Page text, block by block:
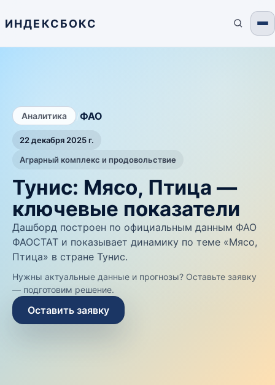
ИНДЕКСБОКС
Аналитика ФАО
22 декабря 2025 г.
Аграрный комплекс и продовольствие
Тунис: Мясо, Птица —
ключевые показатели
Дашборд построен по официальным данным ФАО
ФАОСТАТ и показывает динамику по теме «Мясо,
Птица» в стране Тунис.
Нужны актуальные данные и прогнозы? Оставьте заявку
— подготовим решение.
Оставить заявку